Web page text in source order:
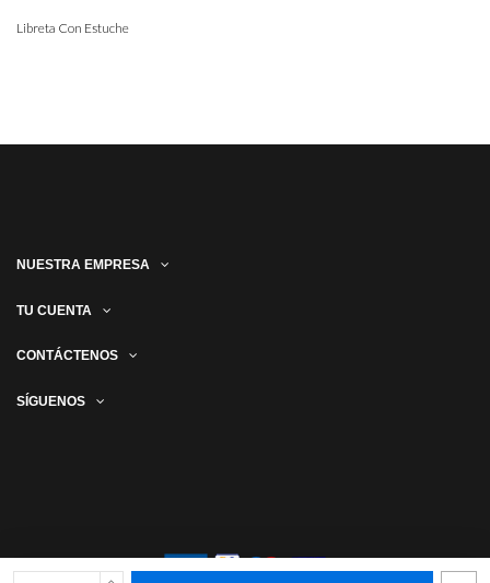
Libreta Con Estuche
NUESTRA EMPRESA
TU CUENTA
CONTÁCTENOS
SÍGUENOS